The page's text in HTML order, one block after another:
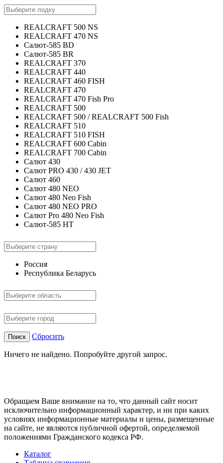
REALCRAFT 500 NS
REALCRAFT 470 NS
Салют-585 BD
Салют-585 BR
REALCRAFT 370
REALCRAFT 440
REALCRAFT 460 FISH
REALCRAFT 470
REALCRAFT 470 Fish Pro
REALCRAFT 500
REALCRAFT 500 / REALCRAFT 500 Fish
REALCRAFT 510
REALCRAFT 510 FISH
REALCRAFT 600 Cabin
REALCRAFT 700 Cabin
Салют 430
Салют PRO 430 / 430 JET
Салют 460
Салют 480 NEO
Салют 480 Neo Fish
Салют 480 NEO PRO
Салют Pro 480 Neo Fish
Салют-585 HT
Россия
Республика Беларусь
Поиск Сбросить
Ничего не найдено. Попробуйте другой запрос.
Обращаем Ваше внимание на то, что данный сайт носит
исключительно информационный характер, и ни при каких
условиях информационные материалы и цены, размещенные
на сайте, не являются публичной офертой, определяемой
положениями Гражданского кодекса РФ.
Каталог